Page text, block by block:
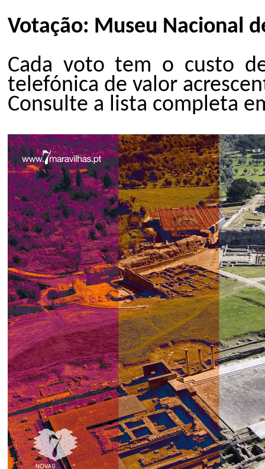
Votação: Museu Nacional
Cada voto tem o custo
telefónica de valor
Consulte a lista completa